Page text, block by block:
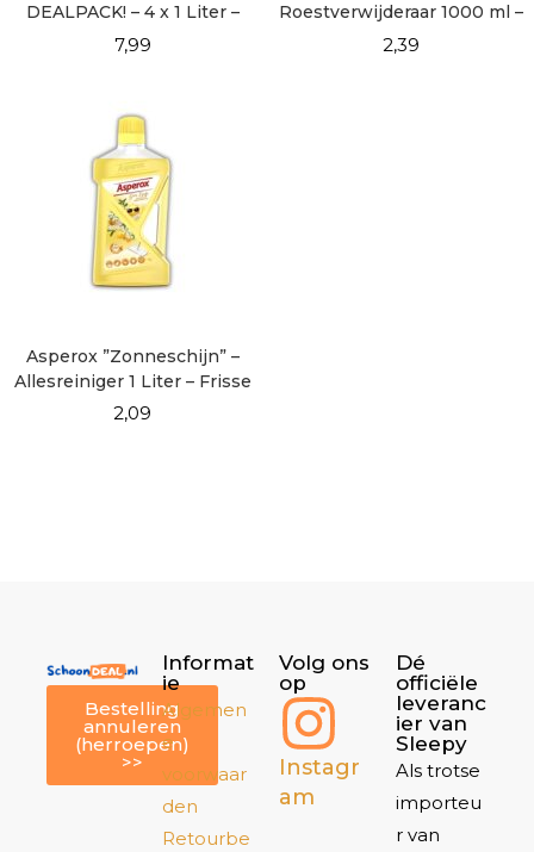
DEALPACK! – 4 x 1 Liter –
Complete Geurcollectie
7,99
Roestverwijderaar 1000 ml –
Ontkalker
2,39
Asperox ”Zonneschijn” –
Allesreiniger 1 Liter – Frisse
Citrusgeur
2,09
Bestelling
annuleren
(herroepen)
>>
Informat
ie
Algemen
e
voorwaar
den
Retourbe
Volg ons
op
Instagr
am
Dé
officiële
leveranc
ier van
Sleepy
Als trotse
importeu
r van